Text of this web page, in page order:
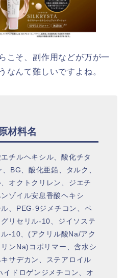
こそ、副作用などが万が一
なんて難しいですよね。
材料名
チルヘキシル、酸化チタ
BG、酸化亜鉛、タルク、
オクトクリレン、ジエチ
ゾイル安息香酸ヘキシ
、PEG-9ジメチコン、ペ
リセリル-10、ジイソステ
-10、(アクリル酸Na/アク
ンNa)コポリマー、含水シ
サデカン、ステアロイル
イドロゲンジメチコン、オ